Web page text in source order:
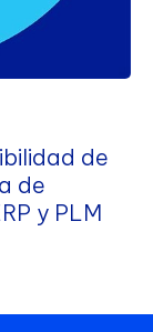
de
de
y PLM